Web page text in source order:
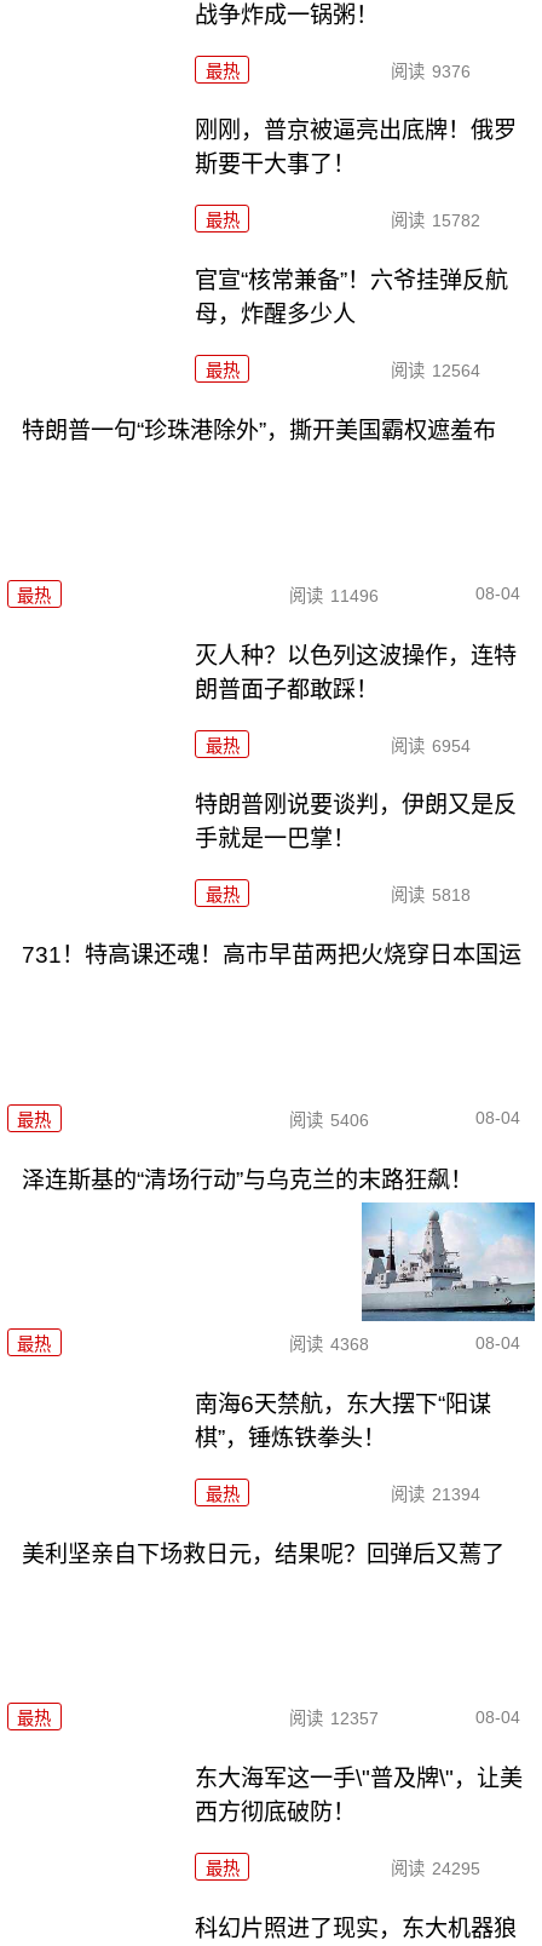
战争炸成一锅粥！
最热 阅读 9376
刚刚，普京被逼亮出底牌！俄罗
斯要干大事了！
最热 阅读 15782
官宣“核常兼备”！六爷挂弹反航
母，炸醒多少人
最热 阅读 12564
特朗普一句“珍珠港除外”，撕开美国霸权遮羞布
最热 阅读 11496 08-04
灭人种？以色列这波操作，连特
朗普面子都敢踩！
最热 阅读 6954
特朗普刚说要谈判，伊朗又是反
手就是一巴掌！
最热 阅读 5818
731！特高课还魂！高市早苗两把火烧穿日本国运
最热 阅读 5406 08-04
泽连斯基的“清场行动”与乌克兰的末路狂飙！
最热 阅读 4368 08-04
南海6天禁航，东大摆下“阳谋
棋”，锤炼铁拳头！
最热 阅读 21394
美利坚亲自下场救日元，结果呢？回弹后又蔫了
最热 阅读 12357 08-04
东大海军这一手\"普及牌\"，让美
西方彻底破防！
最热 阅读 24295
科幻片照进了现实，东大机器狼